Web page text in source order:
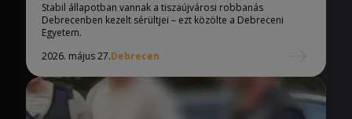
Stabil állapotban vannak a tiszaújvárosi robbanás
Debrecenben kezelt sérültjei – ezt közölte a Debreceni
Egyetem.
2026. május 27.Debrecen